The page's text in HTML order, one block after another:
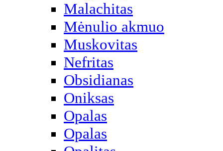
Malachitas
Mėnulio akmuo
Muskovitas
Nefritas
Obsidianas
Oniksas
Opalas
Opalas